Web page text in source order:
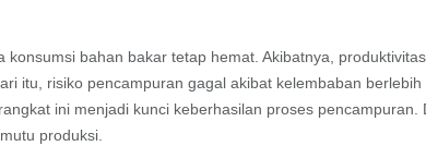
bahan bakar tetap hemat. Akibatnya, produktivitas
itu, risiko pencampuran gagal akibat kelembaban berlebih
ini menjadi kunci keberhasilan proses pencampuran.
produksi.